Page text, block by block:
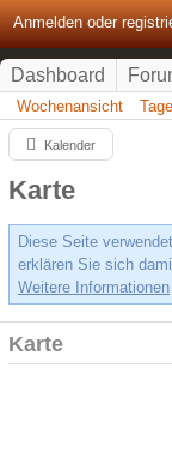
Anmelden oder
Dashboard
Wochenansicht
Kalender
Karte
Diese Seite
erklären Sie sich
Weitere Informationen
Karte